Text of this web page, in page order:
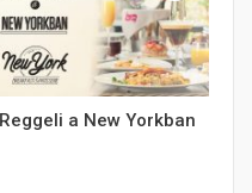
Reggeli a New Yorkban